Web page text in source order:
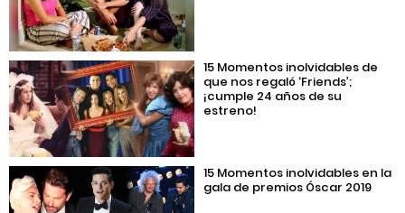
15 Momentos inolvidables de
que nos regaló ‘Friends’;
¡cumple 24 años de su
estreno!
15 Momentos inolvidables en la
gala de premios Óscar 2019